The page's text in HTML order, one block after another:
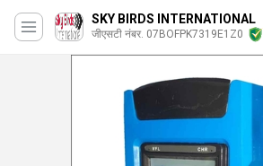
SKY BIRDS INTERNATIONAL
जीएसटी नंबर. 07BOFPK7319E1Z0